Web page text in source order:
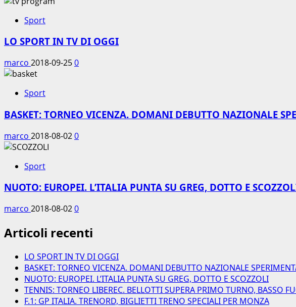
Sport
LO SPORT IN TV DI OGGI
marco 2018-09-250
Sport
BASKET: TORNEO VICENZA. DOMANI DEBUTTO NAZIONALE
marco 2018-08-020
Sport
NUOTO: EUROPEI. L’ITALIA PUNTA SU GREG, DOTTO E
marco 2018-08-020
Articoli recenti
LO SPORT IN TV DI OGGI
BASKET: TORNEO VICENZA. DOMANI DEBUTTO NAZIONALE
NUOTO: EUROPEI. L’ITALIA PUNTA SU GREG, DOTTO E SCOZZOLI
TENNIS: TORNEO LIBEREC. BELLOTTI SUPERA PRIMO TURNO, BASSO
F.1: GP ITALIA. TRENORD, BIGLIETTI TRENO SPECIALI PER MONZA